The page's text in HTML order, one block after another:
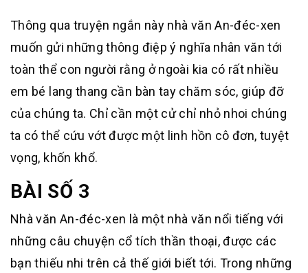
Thông qua truyện ngắn này nhà văn An-đéc-xen
muốn gửi những thông điệp ý nghĩa nhân văn tới
toàn thể con người rằng ở ngoài kia có rất nhiều
em bé lang thang cần bàn tay chăm sóc, giúp đỡ
của chúng ta. Chỉ cần một cử chỉ nhỏ nhoi chúng
ta có thể cứu vớt được một linh hồn cô đơn, tuyệt
vọng, khốn khổ.
BÀI SỐ 3
Nhà văn An-đéc-xen là một nhà văn nổi tiếng với
những câu chuyện cổ tích thần thoại, được các
bạn thiếu nhi trên cả thế giới biết tới. Trong những